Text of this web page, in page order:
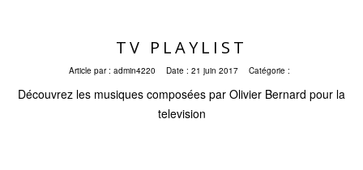
TV PLAYLIST
Article par : admin4220 Date : 21 juin 2017 Catégorie :
Découvrez les musiques composées par Olivier Bernard pour la
television